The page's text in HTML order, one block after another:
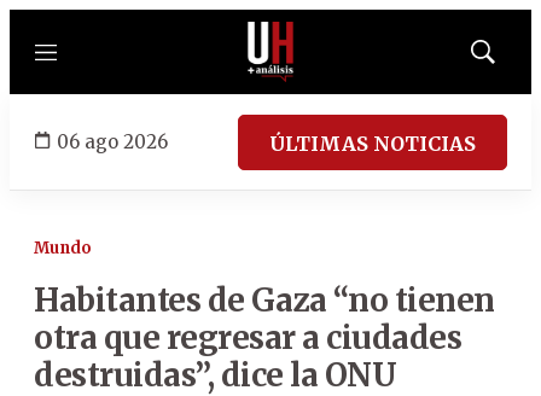
Menú
Mostrar
06 ago 2026 ÚLTIMAS NOTICIAS
Mundo
Habitantes de Gaza “no tienen
otra que regresar a ciudades
destruidas”, dice la ONU